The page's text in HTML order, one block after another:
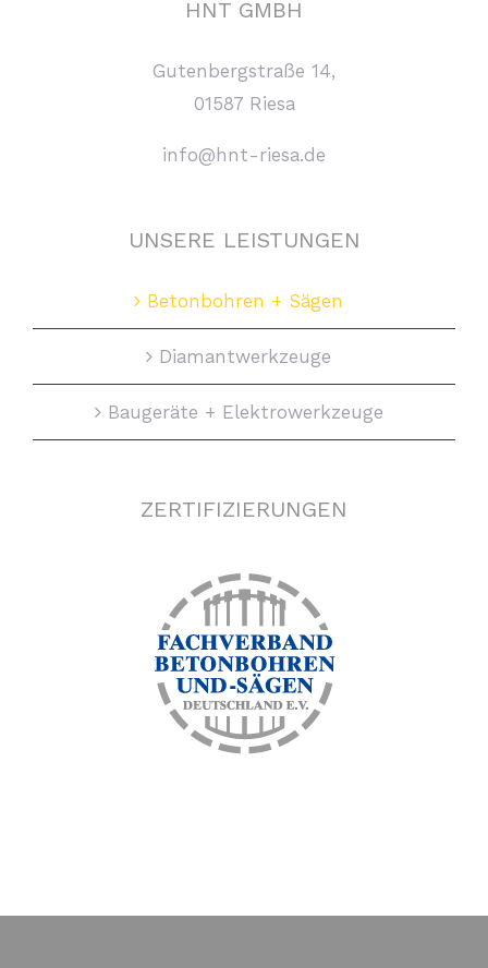
HNT GMBH
Gutenbergstraße 14,
01587 Riesa
info@hnt-riesa.de
UNSERE LEISTUNGEN
Betonbohren + Sägen
Diamantwerkzeuge
Baugeräte + Elektrowerkzeuge
ZERTIFIZIERUNGEN